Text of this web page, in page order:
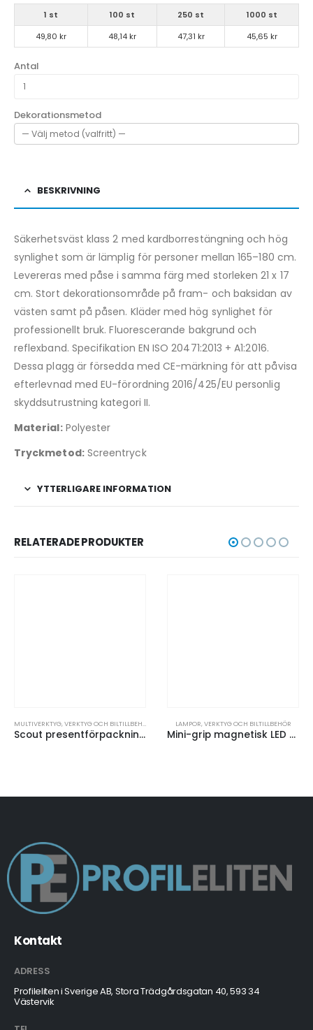
1 st 100 st 250 st
1000 st
49,80 kr
48,14 kr 47,31 kr 45,65 kr
Antal
Dekorationsmetod
BESKRIVNING
Säkerhetsväst klass 2 med kardborrestängning och hög
synlighet som är lämplig för personer mellan 165–180 cm.
Levereras med påse i samma färg med storleken 21 x 17
cm. Stort dekorationsområde på fram- och baksidan av
västen samt på påsen. Kläder med hög synlighet för
professionellt bruk. Fluorescerande bakgrund och
reflexband. Specifikation EN ISO 20471:2013 + A1:2016.
Dessa plagg är försedda med CE-märkning för att påvisa
efterlevnad med EU-förordning 2016/425/EU personlig
skyddsutrustning kategori II.
Material:Polyester
Tryckmetod:Screentryck
YTTERLIGARE INFORMATION
RELATERADE PRODUKTER
MULTIVERKTYG,VERKTYG OCH BILTILLBEHÖR
Scout presentförpackning med multikniv och LED-ficklampa
LAMPOR,VERKTYG OCH BILTILLBEHÖR
Mini-grip magnetisk LED ficklampa
Kontakt
ADRESS
Profileliten i Sverige AB, Stora Trädgårdsgatan 40, 593 34
Västervik